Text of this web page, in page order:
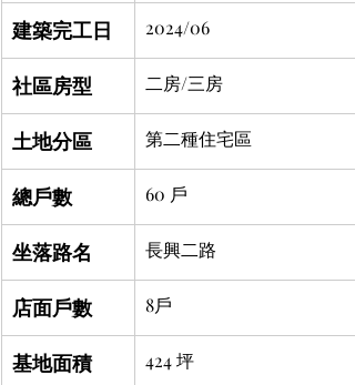
建築完工日 2024/06
社區房型 二房/三房
土地分區 第二種住宅區
總戶數 60 戶
坐落路名 長興二路
店面戶數 8戶
基地面積 424 坪